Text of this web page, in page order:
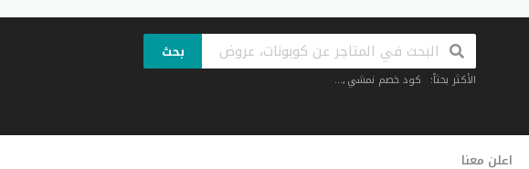
بحث
الأكثر بحثاً: كود خصم نمشي,...
تخطي
اعلن معنا